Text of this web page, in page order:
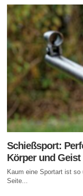
Schießsport:
Körper und Geist
Kaum eine Sportart ist
Seite...